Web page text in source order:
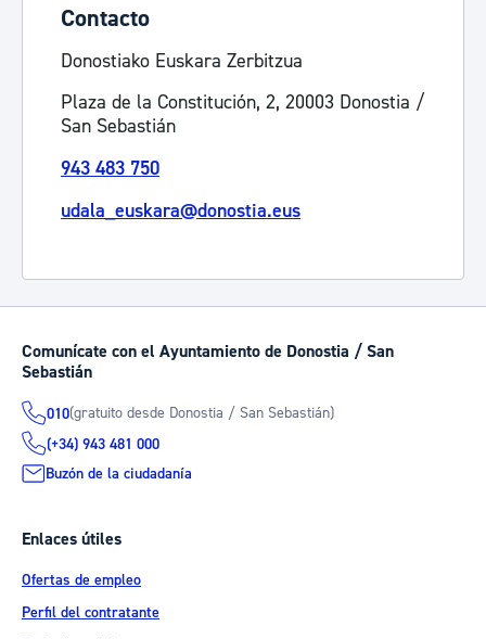
Contacto
Donostiako Euskara Zerbitzua
Plaza de la Constitución, 2, 20003 Donostia /
San Sebastián
943 483 750
udala_euskara@donostia.eus
Comunícate con el Ayuntamiento de Donostia / San
Sebastián
010(gratuito desde Donostia / San Sebastián)
(+34) 943 481 000
Buzón de la ciudadanía
Enlaces útiles
Ofertas de empleo
Perfil del contratante